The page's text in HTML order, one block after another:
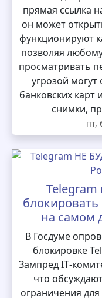
прямая ссылка
он может
функционируют
позволяя
просматривать
угрозой могут
банковских
снимки,
пт,
Telegram
блокировать
на самом
В Госдуме
блокировке
Зампред
что
ограничения